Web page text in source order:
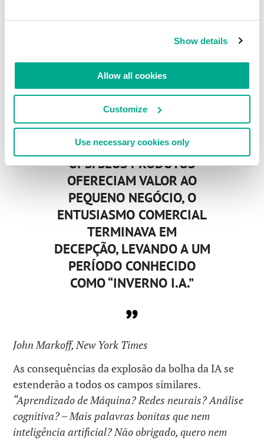
Show details
Allow all cookies
Customize
Use necessary cookies only
UMA GERAÇÃO
PREMATURA DE
EMPREENDEDORES
TAMBÉM ACREDITAVA QUE
INTELIGÊNCIA ARTIFICIAL
ERA O ONDA DO FUTURO.
O QUE LEVOU A UMA
ENXURRADA DE START-
UPS. SEUS PRODUTOS
OFERECIAM VALOR AO
PEQUENO NEGÓCIO, O
ENTUSIASMO COMERCIAL
TERMINAVA EM
DECEPÇÃO, LEVANDO A UM
PERÍODO CONHECIDO
COMO “INVERNO I.A.”
John Markoff, New York Times
As consequências da explosão da bolha da IA se
estenderão a todos os campos similares.
“Aprendizado de Máquina? Redes neurais? Análise
cognitiva? – Mais palavras bonitas que nem
inteligência artificial?Não obrigado, quero nem